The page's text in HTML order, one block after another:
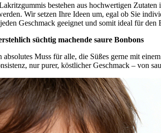
bestehen aus hochwertigen
Wir setzen Ihre Ideen um, egal ob Sie
Geschmack geeignet und somit ideal für
süchtig machende saure Bonbons
absolutes Muss für alle, die Süßes gerne mit
nur purer, köstlicher Geschmack – von